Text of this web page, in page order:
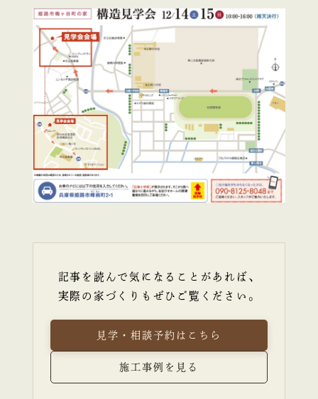
記事を読んで気になることがあれば、
実際の家づくりもぜひご覧ください。
見学・相談予約はこちら
施工事例を見る